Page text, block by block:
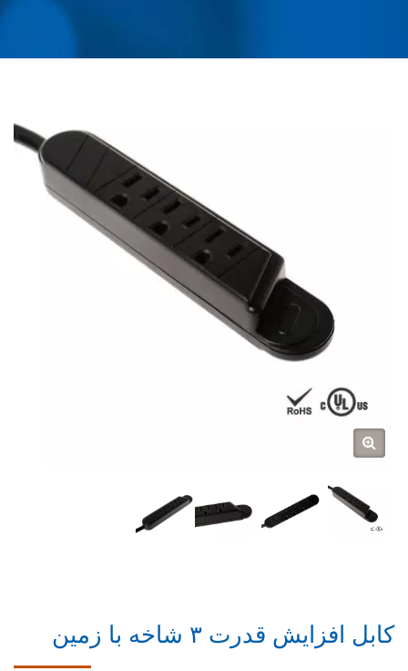
آداپتور سفر جهانی، مبدل،
شارژر USB و محافظ
ELECTRONIC COMPANY
کابل افزایش قدرت ۳ شاخه با زمین